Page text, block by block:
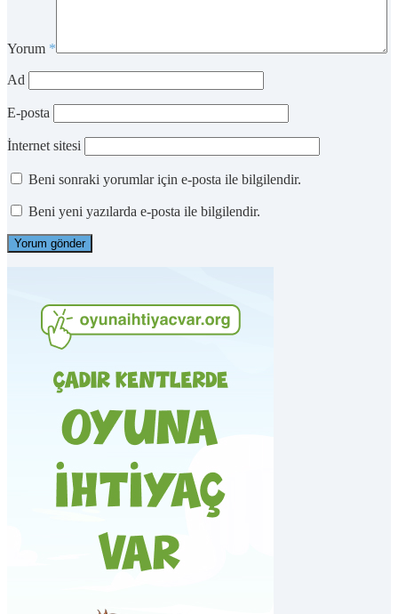
Yorum *
Ad
E-posta
İnternet sitesi
Beni sonraki yorumlar için e-posta ile bilgilendir.
Beni yeni yazılarda e-posta ile bilgilendir.